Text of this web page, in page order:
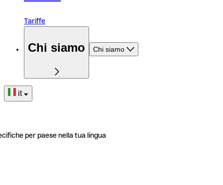
Tariffe
Chi siamo Chi siamo
it
per paese nella tua lingua